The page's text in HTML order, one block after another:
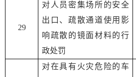
29
对人员密集场所的安全
出口、疏散通道使用影
响疏散的镜面材料的行
政处罚
对在具有火灾危险的车